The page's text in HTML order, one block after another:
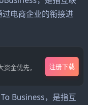
电商企业的衔接进
金优先，
注册下载
Business，是指互